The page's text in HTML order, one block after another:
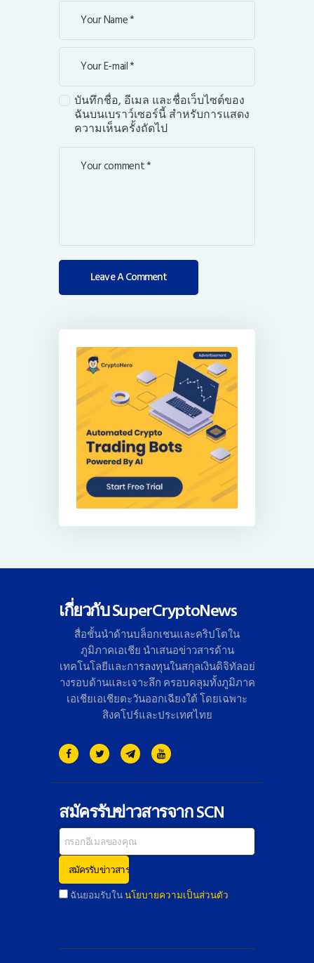
บันทึกชื่อ, อีเมล และชื่อเว็บไซต์ของ
ฉันบนเบราว์เซอร์นี้ สำหรับการแสดง
ความเห็นครั้งถัดไป
เกี่ยวกับ SuperCryptoNews
สื่อชั้นนำด้านบล็อกเชนและคริปโตใน
ภูมิภาคเอเชีย นำเสนอข่าวสารด้าน
เทคโนโลยีและการลงทุนในสกุลเงินดิจิทัลอย่
างรอบด้านและเจาะลึก ครอบคลุมทั้งภูมิภาค
เอเชียเอเชียตะวันออกเฉียงใต้ โดยเฉพาะ
สิงคโปร์และประเทศไทย
สมัครรับข่าวสารจาก SCN
ฉันยอมรับในนโยบายความเป็นส่วนตัว